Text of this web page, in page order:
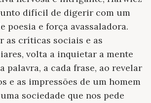
difícil de digerir com um
poesia e força avassaladora.
as críticas sociais e as
volta a inquietar a mente
palavra, a cada frase, ao revelar
e as impressões de um homem
sociedade que nos pede